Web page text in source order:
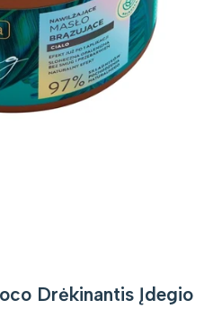
Drėkinantis Įdegio